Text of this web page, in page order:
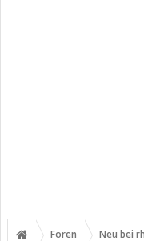
Foren Neu bei